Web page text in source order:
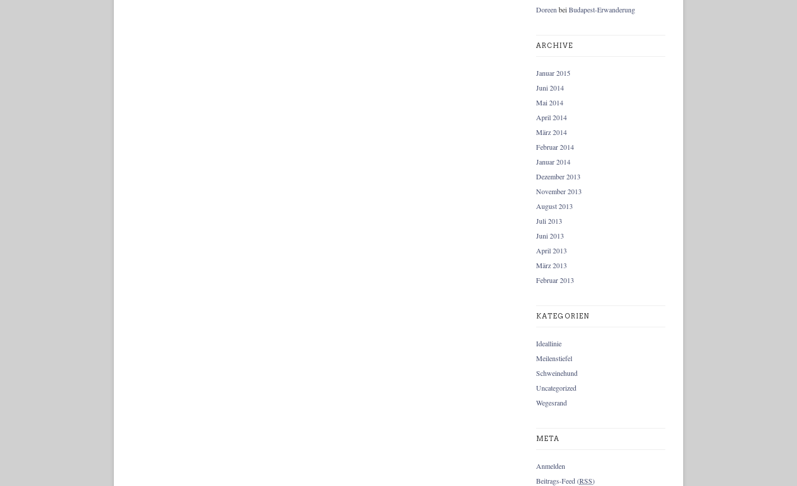
Doreen beiBudapest-Erwanderung
ARCHIVE
Januar 2015
Juni 2014
Mai 2014
April 2014
März 2014
Februar 2014
Januar 2014
Dezember 2013
November 2013
August 2013
Juli 2013
Juni 2013
April 2013
März 2013
Februar 2013
KATEGORIEN
Ideallinie
Meilenstiefel
Schweinehund
Uncategorized
Wegesrand
META
Anmelden
Beitrags-Feed (RSS)